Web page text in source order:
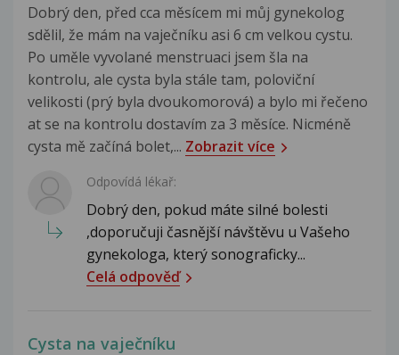
Dobrý den, před cca měsícem mi můj gynekolog
sdělil, že mám na vaječníku asi 6 cm velkou cystu.
Po uměle vyvolané menstruaci jsem šla na
kontrolu, ale cysta byla stále tam, poloviční
velikosti (prý byla dvoukomorová) a bylo mi řečeno
at se na kontrolu dostavím za 3 měsíce. Nicméně
cysta mě začíná bolet,... Zobrazit více
Odpovídá lékař:
Dobrý den, pokud máte silné bolesti
,doporučuji časnější návštěvu u Vašeho
gynekologa, který sonograficky...
Celá odpověď
Cysta na vaječníku